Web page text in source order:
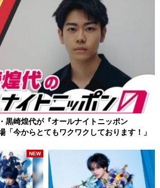
黒崎煌代が『オールナイトニッポン
「今からとてもワクワクしております！」
NEW